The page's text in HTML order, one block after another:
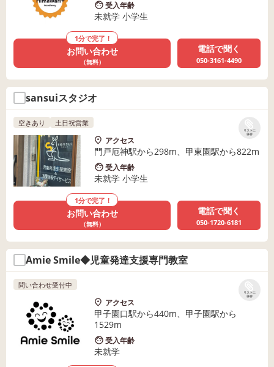
受入年齢
未就学 小学生
1分で完了！
お問い合わせ
（無料）
電話で聞く
050-3161-4490
sansuiスタジオ
リストに
保存
空きあり 土日祝営業
アクセス
門戸厄神駅から298m、甲東園駅から822m
受入年齢
未就学 小学生
1分で完了！
お問い合わせ
（無料）
電話で聞く
050-1720-6181
Amie Smile◆児童発達支援専門教室
リストに
保存
問い合わせ受付中
アクセス
甲子園口駅から440m、甲子園駅から
1529m
受入年齢
未就学